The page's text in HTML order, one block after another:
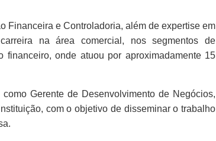
Financeira e Controladoria, além de expertise em
na área comercial, nos segmentos de
onde atuou por aproximadamente 15
Gerente de Desenvolvimento de Negócios,
com o objetivo de disseminar o trabalho